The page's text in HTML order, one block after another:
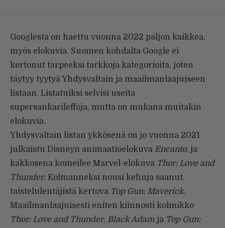
Googlesta on haettu vuonna 2022 paljon kaikkea,
myös elokuvia. Suomen kohdalta Google ei
kertonut tarpeeksi tarkkoja kategorioita, joten
täytyy tyytyä Yhdysvaltain ja maailmanlaajuiseen
listaan. Listatuiksi selvisi useita
supersankarileffoja, mutta on mukana muitakin
elokuvia.
Yhdysvaltain listan ykkösenä on jo vuonna 2021
julkaistu Disneyn animaatioelokuva Encanto, ja
kakkosena komeilee Marvel-elokuva Thor: Love and
Thunder. Kolmanneksi nousi kehuja saanut,
taistelulentäjistä kertova Top Gun: Maverick.
Maailmanlaajuisesti eniten kiinnosti kolmikko
Thor: Love and Thunder, Black Adam ja Top Gun: